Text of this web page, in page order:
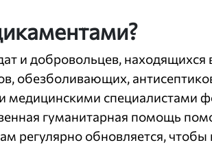
и добровольцев, находящихся
обезболивающих,
медицинскими специалистами
гуманитарная помощь
регулярно обновляется, чтобы